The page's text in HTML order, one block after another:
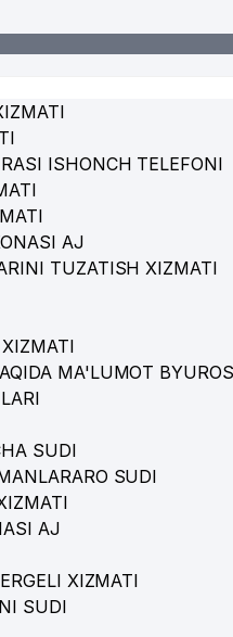
ISHONCH TELEFONI
AJ
TUZATISH XIZMATI
MA'LUMOT
SUDI
SUDI
AJ
XIZMATI
SUDI